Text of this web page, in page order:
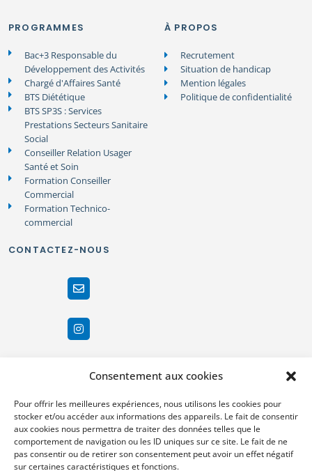
Consentement aux cookies
Pour offrir les meilleures expériences, nous utilisons les cookies pour
stocker et/ou accéder aux informations des appareils. Le fait de consentir
aux cookies nous permettra de traiter des données telles que le
comportement de navigation ou les ID uniques sur ce site. Le fait de ne
pas consentir ou de retirer son consentement peut avoir un effet négatif
sur certaines caractéristiques et fonctions.
PROGRAMMES
Bac+3 Responsable du
Développement des Activités
Chargé d'Affaires Santé
BTS Diététique
BTS SP3S : Services
Prestations Secteurs Sanitaire
Social
Conseiller Relation Usager
Santé et Soin
Formation Conseiller
Commercial
Formation Technico-
commercial
À PROPOS
Recrutement
Situation de handicap
Mention légales
Politique de confidentialité
CONTACTEZ-NOUS